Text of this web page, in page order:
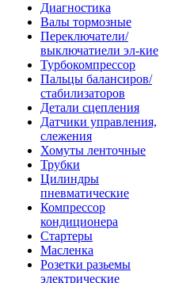
Диагностика
Валы тормозные
Переключатели/
выключатиели эл-кие
Турбокомпрессор
Пальцы балансиров/
стабилизаторов
Детали сцепления
Датчики управления,
слежения
Хомуты ленточные
Трубки
Цилиндры
пневматические
Компрессор
кондиционера
Стартеры
Масленка
Розетки разьемы
электрические